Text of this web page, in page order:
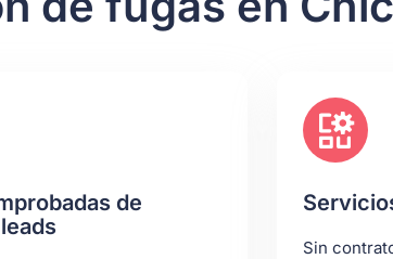
de
Sin